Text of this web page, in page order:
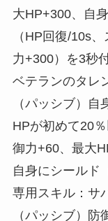
大HP+300、自
（HP回復/10s
力+300）を3秒
ベテランのタレ
（パッシブ）
HPが初めて20
御力+60、最大
自身にシールド
専用スキル：サ
（パッシブ）防